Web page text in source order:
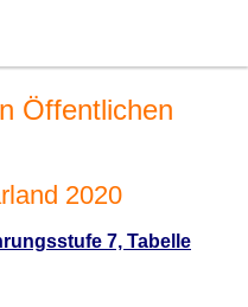
Öffentlichen
2020
7, Tabelle